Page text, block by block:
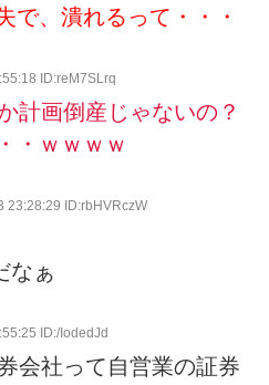
で、潰れるって・・・
ID:reM7SLrq
計画倒産じゃないの？
・ｗｗｗｗ
23:28:29 ID:rbHVRczW
なぁ
ID:/IodedJd
会社って自営業の証券